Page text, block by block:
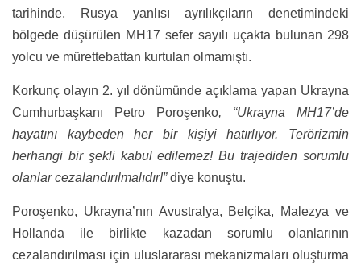
tarihinde, Rusya yanlısı ayrılıkçıların denetimindeki
bölgede düşürülen MH17 sefer sayılı uçakta bulunan 298
yolcu ve mürettebattan kurtulan olmamıştı.
Korkunç olayın 2. yıl dönümünde açıklama yapan Ukrayna
Cumhurbaşkanı Petro Poroşenko, “Ukrayna MH17’de
hayatını kaybeden her bir kişiyi hatırlıyor. Terörizmin
herhangi bir şekli kabul edilemez! Bu trajediden sorumlu
olanlar cezalandırılmalıdır!”diye konuştu.
Poroşenko, Ukrayna’nın Avustralya, Belçika, Malezya ve
Hollanda ile birlikte kazadan sorumlu olanlarının
cezalandırılması için uluslararası mekanizmaları oluşturma